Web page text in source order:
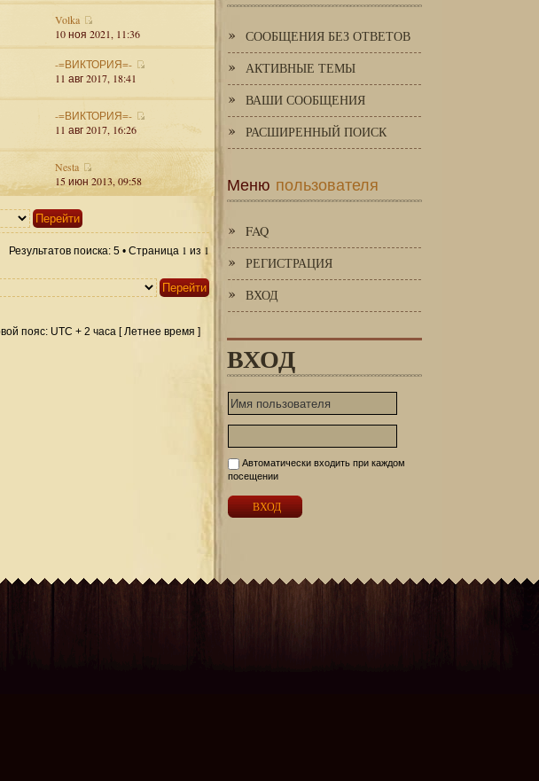
Volka
10 ноя 2021, 11:36
-=ВИКТОРИЯ=-
11 авг 2017, 18:41
-=ВИКТОРИЯ=-
11 авг 2017, 16:26
Nesta
15 июн 2013, 09:58
Результатов поиска: 5 • Страница 1 из 1
пояс: UTC + 2 часа [ Летнее время ]
СООБЩЕНИЯ БЕЗ ОТВЕТОВ
АКТИВНЫЕ ТЕМЫ
ВАШИ СООБЩЕНИЯ
РАСШИРЕННЫЙ ПОИСК
Меню пользователя
FAQ
РЕГИСТРАЦИЯ
ВХОД
ВХОД
Автоматически входить при каждом
посещении